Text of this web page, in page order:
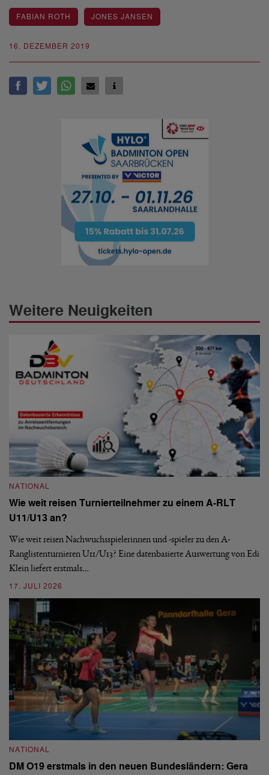
16. DEZEMBER 2019
FABIAN ROTH JONES JANSEN
Weitere Neuigkeiten
NATIONAL
Wie weit reisen Turnierteilnehmer zu einem A-RLT
U11/U13 an?
Wie weit reisen Nachwuchsspielerinnen und -spieler zu den A-
Ranglistenturnieren U11/U13? Eine datenbasierte Auswertung von Edi
Klein liefert erstmals…
17. JULI 2026
NATIONAL
DM O19 erstmals in den neuen Bundesländern: Gera